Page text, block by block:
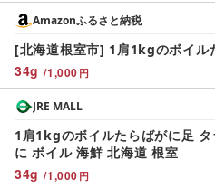
34g /1,000 円
Amazonふるさと納税
[北海道根室市] 1肩1kgのボイル
34g /1,000 円
JRE MALL
1肩1kgのボイルたらばがに足
に ボイル 海鮮 北海道 根室